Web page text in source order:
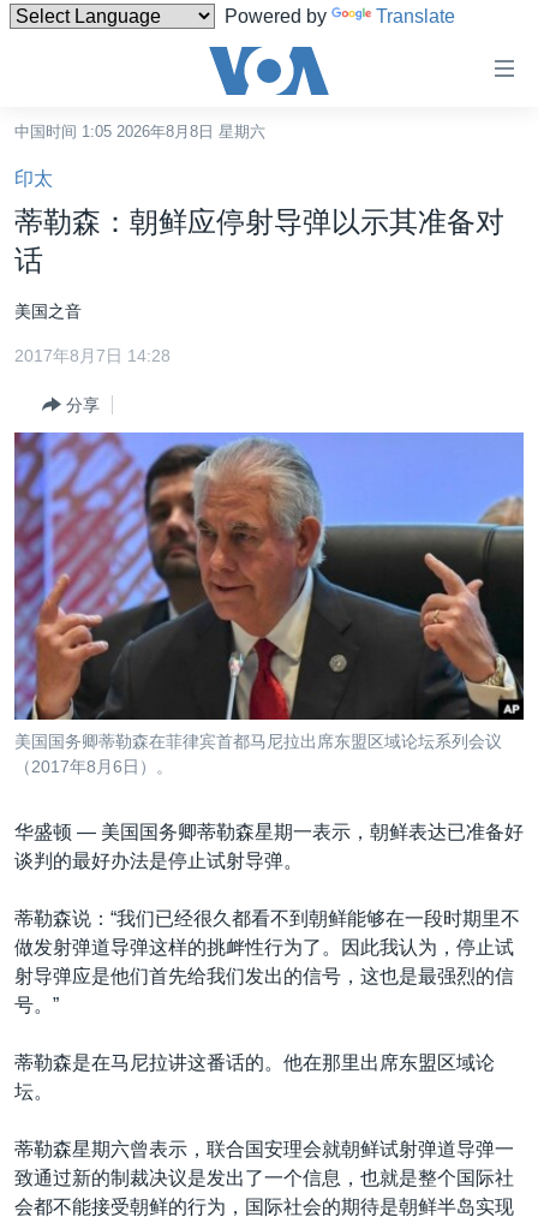
Powered by Translate
碍
链
接
转
内
容
到
航
跳
转
到
检
索
中国
最新国际新闻
印太
中东
欧洲
非洲
美洲
全球议题
分类新闻
经济·金融·贸易
人权·法律·宗教
科教·文娱·体健
军事
劳工
环境
美中关系
热点专题
白宫要闻
国会报道
美中关系
美国建国250周年
埃博拉疫情
美国之音专访
台海两岸关系
关注西藏
关注新疆
VOA视频
VOA今日焦点
中文广播
关注我们
其他语言网站
中国时间 1:05 2026年8月8日 星期六
印太
蒂勒森：朝鲜应停射导弹以示其准备对
话
美国之音
2017年8月7日 14:28
分享
美国国务卿蒂勒森在菲律宾首都马尼拉出席东盟区域论坛系列会议
（2017年8月6日）。
华盛顿 — 美国国务卿蒂勒森星期一表示，朝鲜表达已准备好
谈判的最好办法是停止试射导弹。
蒂勒森说：“我们已经很久都看不到朝鲜能够在一段时期里不
做发射弹道导弹这样的挑衅性行为了。因此我认为，停止试
射导弹应是他们首先给我们发出的信号，这也是最强烈的信
号。”
蒂勒森是在马尼拉讲这番话的。他在那里出席东盟区域论
坛。
蒂勒森星期六曾表示，联合国安理会就朝鲜试射弹道导弹一
致通过新的制裁决议是发出了一个信息，也就是整个国际社
会都不能接受朝鲜的行为，国际社会的期待是朝鲜半岛实现